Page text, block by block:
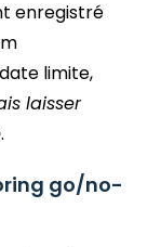
enregistré
limite,
laisser
.
go/no-